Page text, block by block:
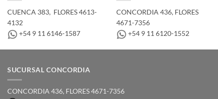
CUENCA 383, ­ FLORES 4613-
4132
+54 9 11 6146-1587
CONCORDIA 436,­ FLORES
4671-7356
+54 9 11 6120-1552
SUCURSAL CONCORDIA
CONCORDIA 436,­ FLORES 4671-7356